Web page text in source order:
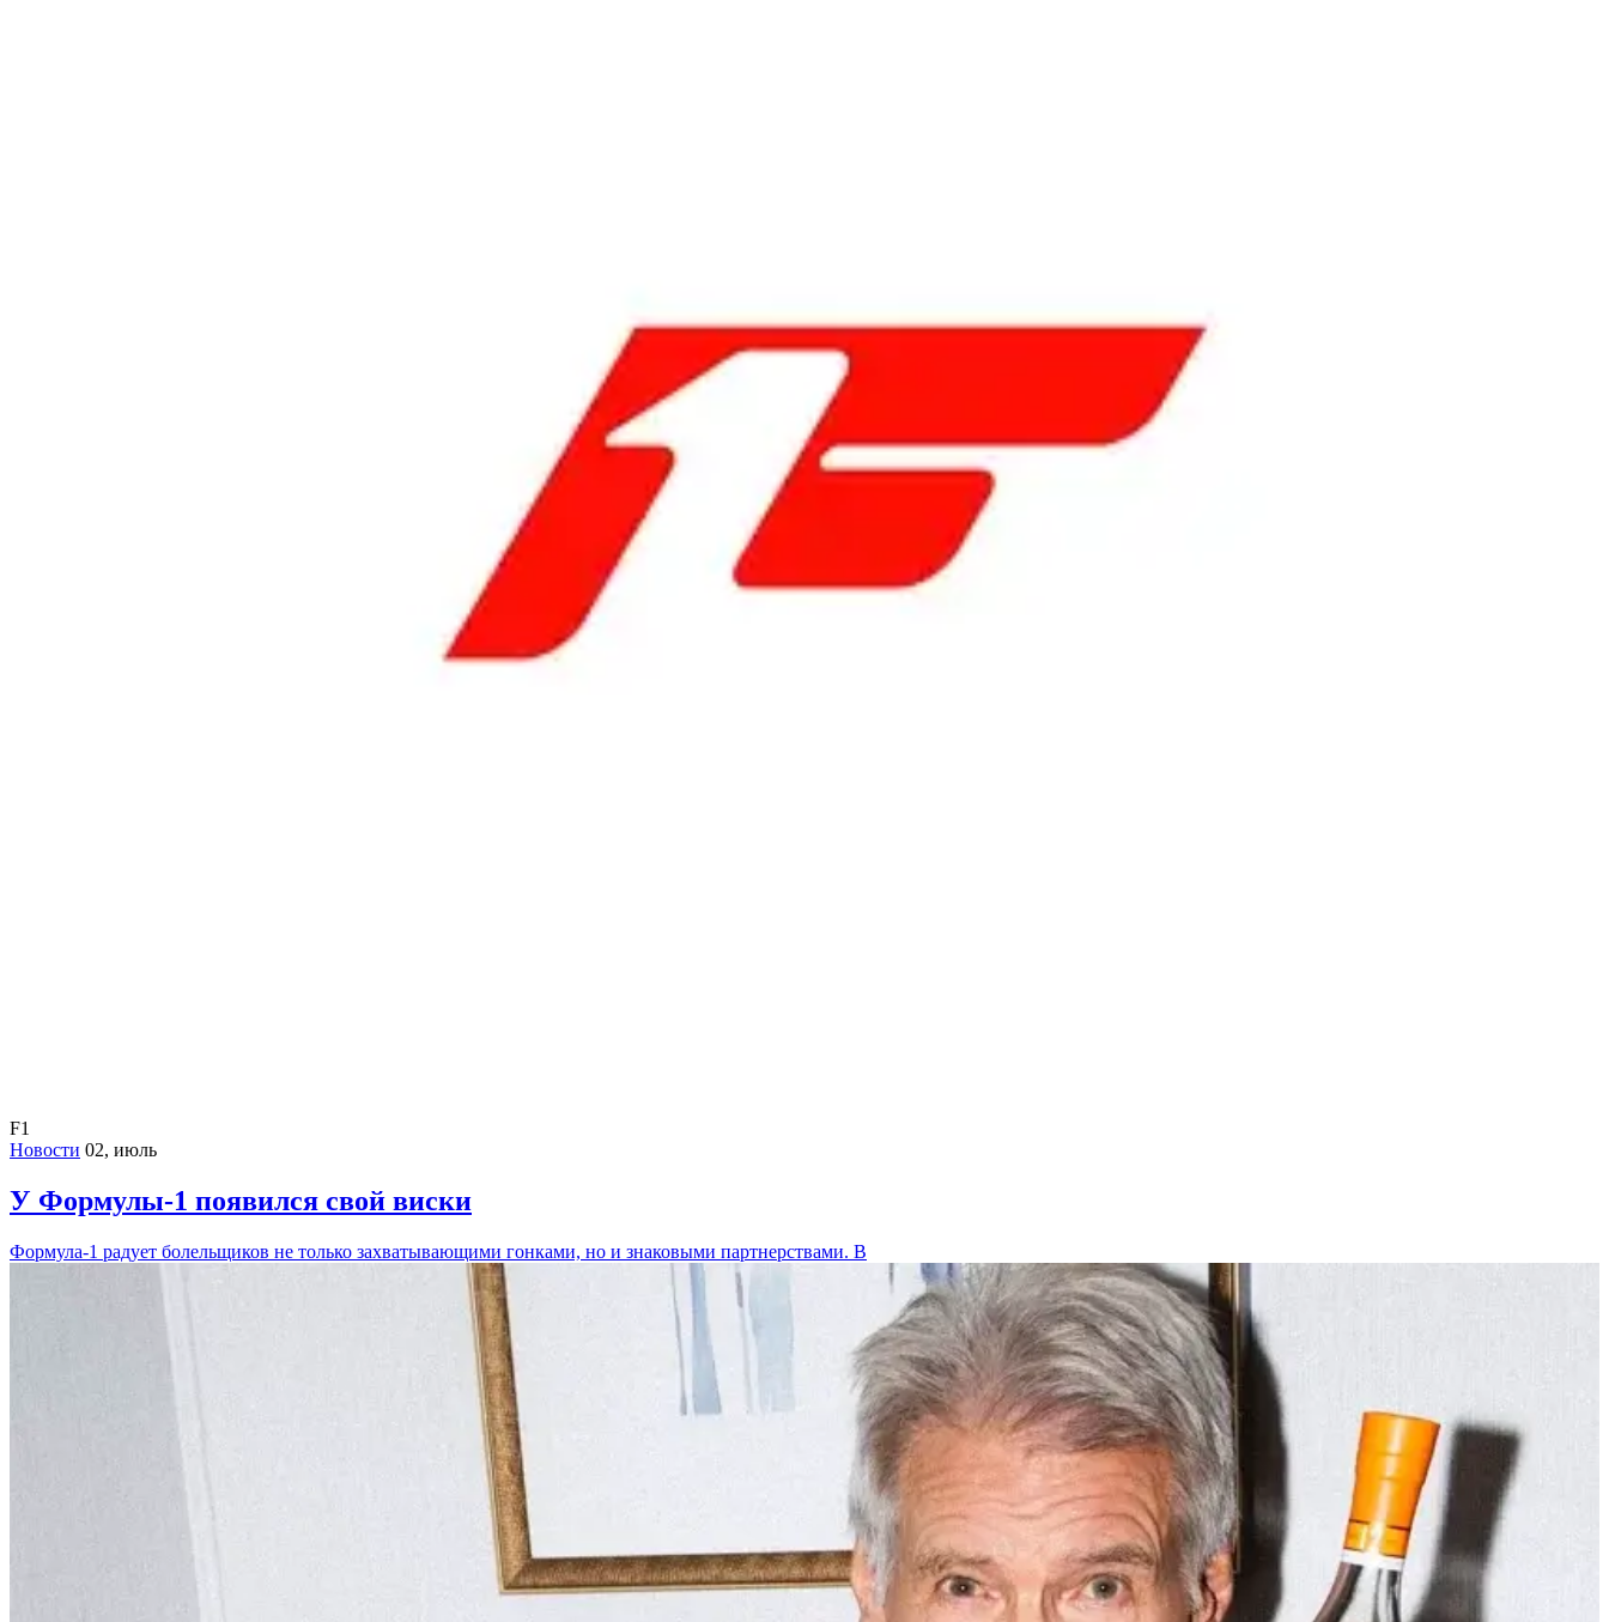
F1
Новости 02, июль
У Формулы-1 появился свой виски
Формула-1 радует болельщиков не только захватывающими гонками, но и знаковыми партнерствами. В